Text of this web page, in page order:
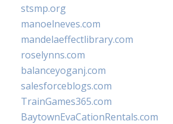
stsmp.org
manoelneves.com
mandelaeffectlibrary.com
roselynns.com
balanceyoganj.com
salesforceblogs.com
TrainGames365.com
BaytownEvaCationRentals.com